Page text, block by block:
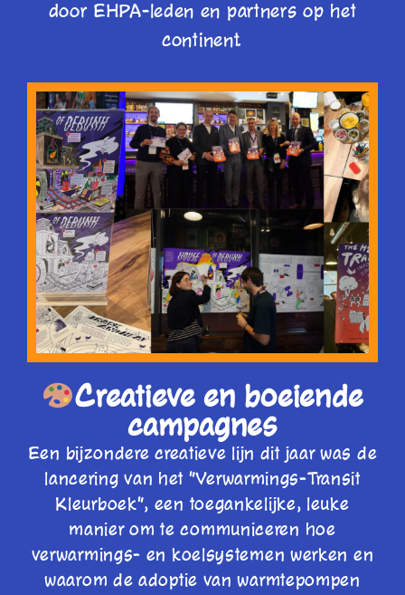
door EHPA-leden en partners op het
continent.
Creatieve en boeiende
campagnes
Een bijzondere creatieve lijn dit jaar was de
lancering van het "Verwarmings-Transit
Kleurboek", een toegankelijke, leuke
manier om te communiceren hoe
verwarmings- en koelsystemen werken en
waarom de adoptie van warmtepompen